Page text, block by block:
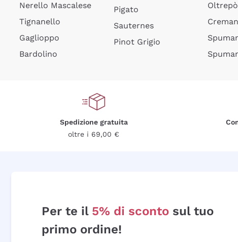
Nerello Mascalese
Tignanello
Gaglioppo
Bardolino
Pigato
Sauternes
Pinot Grigio
Spedizione gratuita
oltre i 69,00 €
Per te il 5% di sconto sul tuo
primo ordine!